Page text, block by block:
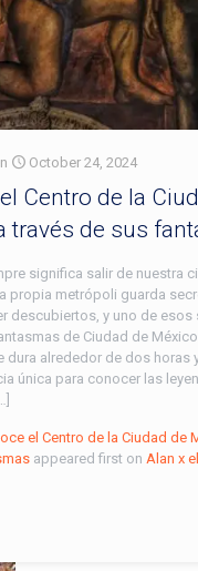
October 24, 2024
Centro de la
través de sus
significa salir de nuestra
propia metrópoli guarda
descubiertos, y uno de esos
de Ciudad de
dura alrededor de dos horas
única para conocer las
el Centro de la Ciudad de
appeared first on Alan x